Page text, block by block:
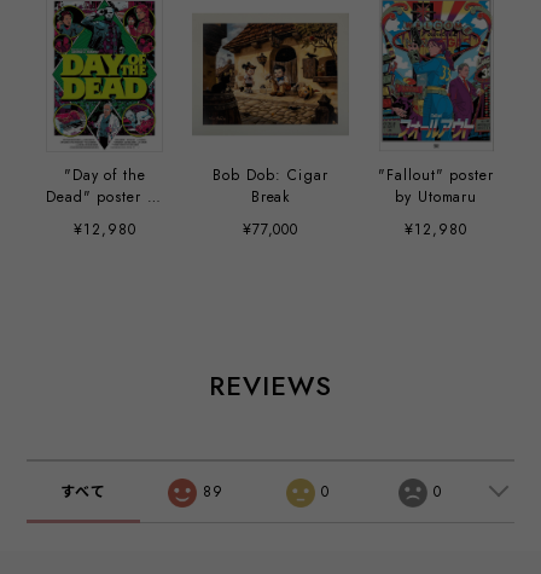
"Day of the
Dead" poster by
Utomaru
¥12,980
Bob Dob: Cigar
Break
¥77,000
"Fallout" poster
by Utomaru
¥12,980
REVIEWS
すべて 89 0 0